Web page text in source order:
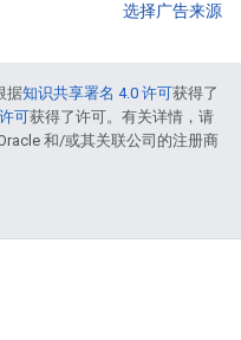
选择广告来源
据知识共享署名 4.0 许可获得了
可获得了许可。有关详情，请
和/或其关联公司的注册商